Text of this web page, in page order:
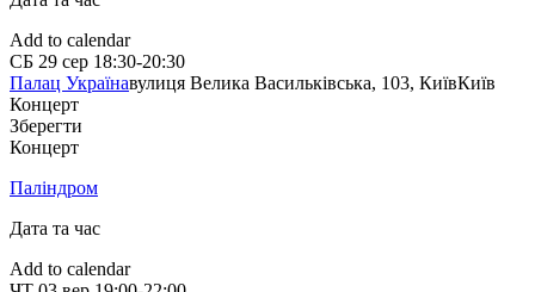
Add to calendar
СБ 29 сер 18:30-20:30
Палац Українавулиця Велика Васильківська, 103, КиївКиїв
Концерт
Зберегти
Концерт
Паліндром
Дата та час
Add to calendar